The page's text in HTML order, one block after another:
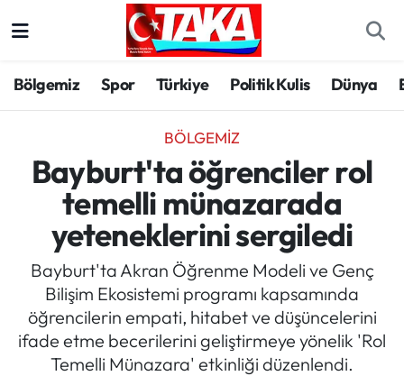
Bölgemiz Spor Türkiye Politik Kulis Dünya
BÖLGEMIZ
Bayburt'ta öğrenciler rol
temelli münazarada
yeteneklerini sergiledi
Bayburt'ta Akran Öğrenme Modeli ve Genç
Bilişim Ekosistemi programı kapsamında
öğrencilerin empati, hitabet ve düşüncelerini
ifade etme becerilerini geliştirmeye yönelik 'Rol
Temelli Münazara' etkinliği düzenlendi.
Spor
Türkiye
Kültür/Sanat
Politika
Politik Kulis
Dünya
Trabzon Hava Durumu
Trabzon Trafik Yoğunluk Haritası
Süper Lig Puan Durumu ve Fikstür
Tüm Manşetler
Son Dakika Haberleri
Haber Arşivi